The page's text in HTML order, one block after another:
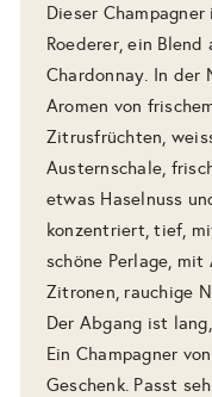
Dieser
Roederer, ein
Chardonnay. In der
Aromen von
Zitrusfrüchten,
Austernschale,
etwas Haselnuss
konzentriert, tief,
schöne Perlage, mit
Zitronen, rauchige
Der Abgang ist
Ein Champagner
Geschenk. Passt